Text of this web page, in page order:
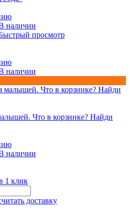
наличии
просмотр
наличии
Что в корзинке? Найди
наличии
1 клик
доставку